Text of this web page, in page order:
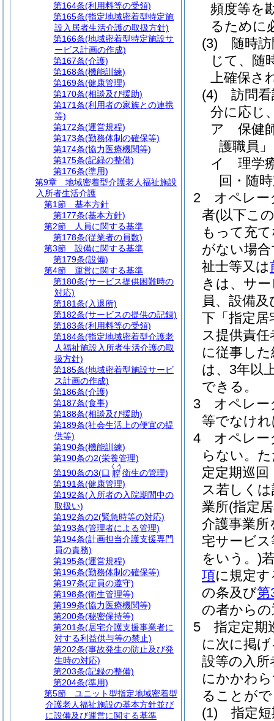
頻度等を
るために
(3)
随時
じて、随
上確保さ
(4)
訪問
分に応じ
ア
保健
護職員
イ
理学
回・随
2
オペレー
者(以下こ
もって充
がない場
祉士等又は
きは、サ
員、設備
下「指定
ス提供責
に従事し
は、3年以
できる。
3
オペレー
等でなけ
4
オペレー
らない。
定定期巡
ス若しく
業所(指定
介護事業
宅サービス
をいう。)
項に規定
の条及び第
の者から
5
指定定期
に次に掲
設等の入
にかかわ
ることが
(1)
指定
第164条(利用料等の受領)
第165条(指定地域密着型特定施
設入居者生活介護の取扱方針)
第166条(地域密着型特定施設サ
ービス計画の作成)
第167条(介護)
第168条(機能訓練)
第169条(健康管理)
第170条(相談及び援助)
第171条(利用者の家族との連携
等)
第172条(運営規程)
第173条(勤務体制の確保等)
第174条(協力医療機関等)
第175条(記録の整備)
第176条(準用)
第9章
地域密着型介護老人福祉施設
入所者生活介護
第1節
基本方針
第177条(基本方針)
第2節
人員に関する基準
第178条(従業者の員数)
第3節
設備に関する基準
第179条(設備)
第4節
運営に関する基準
第180条(サービス提供困難時の
対応)
第181条(入退所)
第182条(サービスの提供の記録)
第183条(利用料等の受領)
第184条(指定地域密着型介護老
人福祉施設入所者生活介護の取
扱方針)
第185条(地域密着型施設サービ
ス計画の作成)
第186条(介護)
第187条(食事)
第188条(相談及び援助)
第189条(社会生活上の便宜の提
供等)
第190条(機能訓練)
第190条の2(栄養管理)
第190条の3(口 腔
くう
衛生の管理)
第191条(健康管理)
第192条(入所者の入院期間中の
取扱い)
第192条の2(緊急時等の対応)
第193条(管理者による管理)
第194条(計画担当介護支援専門
員の責務)
第195条(運営規程)
第196条(勤務体制の確保等)
第197条(定員の遵守)
第198条(衛生管理等)
第199条(協力医療機関等)
第200条(秘密保持等)
第201条(居宅介護支援事業者に
対する利益供与等の禁止)
第202条(事故発生の防止及び発
生時の対応)
第203条(記録の整備)
第204条(準用)
第5節
ユニット型指定地域密着型
介護老人福祉施設の基本方針並び
に設備及び運営に関する基準